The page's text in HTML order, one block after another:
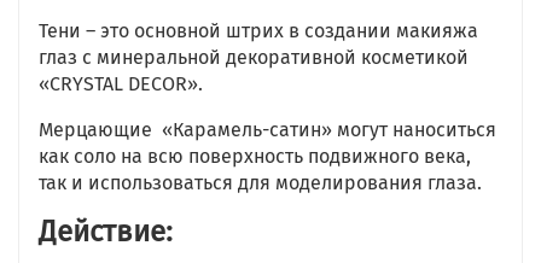
Тени – это основной штрих в создании макияжа
глаз с минеральной декоративной косметикой
«CRYSTAL DECOR».
Мерцающие «Карамель-сатин» могут наноситься
как соло на всю поверхность подвижного века,
так и использоваться для моделирования глаза.
Действие: